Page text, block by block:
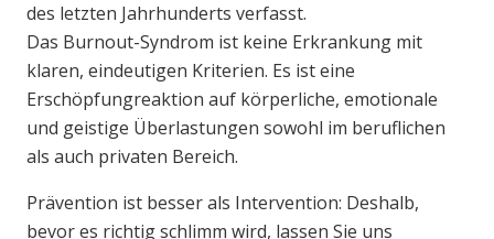
des letzten Jahrhunderts verfasst.
Das Burnout-Syndrom ist keine Erkrankung mit
klaren, eindeutigen Kriterien. Es ist eine
Erschöpfungreaktion auf körperliche, emotionale
und geistige Überlastungen sowohl im beruflichen
als auch privaten Bereich.
Prävention ist besser als Intervention: Deshalb,
bevor es richtig schlimm wird, lassen Sie uns